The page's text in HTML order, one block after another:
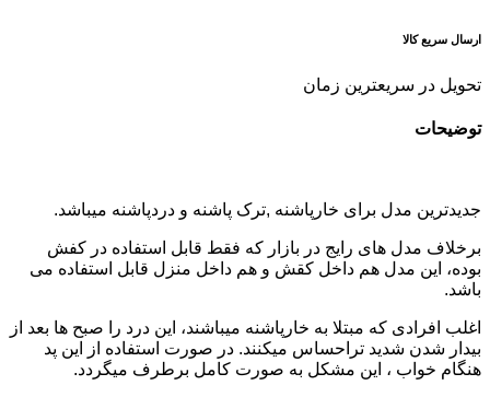
ارسال سریع کالا
تحویل در سریعترین زمان
توضیحات
جدیدترین مدل برای خارپاشنه ,ترک پاشنه و دردپاشنه میباشد.
برخلاف مدل های رایج در بازار که فقط قابل استفاده در کفش
بوده، این مدل هم داخل کقش و هم داخل منزل قابل استفاده می
باشد.
اغلب افرادی که مبتلا به خارپاشنه میباشند، این درد را صبح ها بعد از
بیدار شدن شدید تراحساس میکنند. در صورت استفاده از این پد
هنگام خواب ، این مشکل به صورت کامل برطرف میگردد.